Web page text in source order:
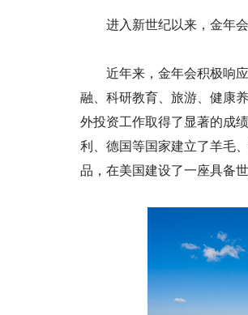
进入新世纪以来，金年会
近年来，金年会积极响应
融、科研教育、旅游、健康
外投资工作取得了显著的成
利、德国等国家建立了羊毛
品，在美国建设了一座具备